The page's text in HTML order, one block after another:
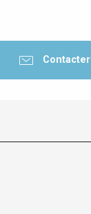
Contacter